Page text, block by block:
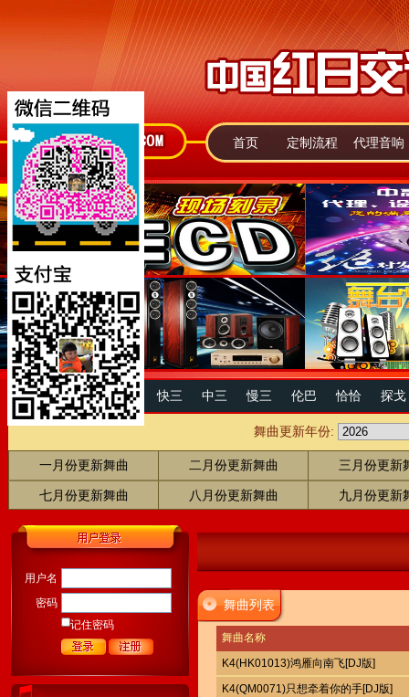
首页 定制流程 代理音响
快四 中四 慢四 快三 中三 慢三 伦巴 恰恰 探戈
舞曲更新年份:
一月份更新舞曲 二月份更新舞曲 三月份更新
七月份更新舞曲 八月份更新舞曲 九月份更新
用户名
密码
记住密码
舞曲列表
舞曲名称
K4(HK01013)鸿雁向南飞[DJ版]
K4(QM0071)只想牵着你的手[DJ版]